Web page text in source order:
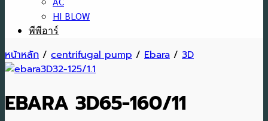
HI BLOW
พีพีอาร์
หน้าหลัก / centrifugal pump / Ebara / 3D
EBARA 3D65-160/11